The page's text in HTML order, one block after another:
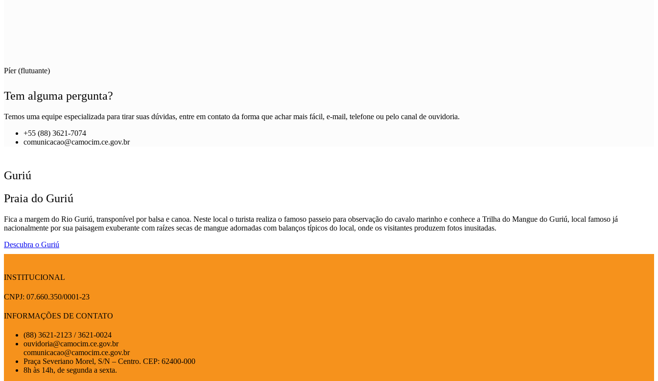
Píer (flutuante)
Tem alguma pergunta?
Temos uma equipe especializada para tirar suas dúvidas, entre em contato da forma que achar mais fácil, e-mail, telefone ou pelo canal de ouvidoria.
+55 (88) 3621-7074
comunicacao@camocim.ce.gov.br
Guriú
Praia do Guriú
Fica a margem do Rio Guriú, transponível por balsa e canoa. Neste local o turista realiza o famoso passeio para observação do cavalo marinho e conhece a Trilha do Mangue do Guriú, local famoso já
nacionalmente por sua paisagem exuberante com raízes secas de mangue adornadas com balanços típicos do local, onde os visitantes produzem fotos inusitadas.
Descubra o Guriú
INSTITUCIONAL
CNPJ: 07.660.350/0001-23
INFORMAÇÕES DE CONTATO
(88) 3621-2123 / 3621-0024
ouvidoria@camocim.ce.gov.br
comunicacao@camocim.ce.gov.br
Praça Severiano Morel, S/N – Centro. CEP: 62400-000
8h às 14h, de segunda a sexta.